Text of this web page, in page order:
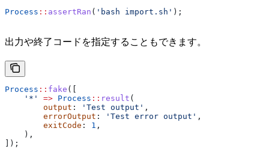
Process :: assertRan ( 'bash import.sh' );
出力や終了コードを指定することもできます。
Process :: fake ([
    '*'
=> Process :: result (
        output
: 'Test output' ,
        errorOutput
: 'Test error output' ,
        exitCode
: 1 ,
    ),
]);